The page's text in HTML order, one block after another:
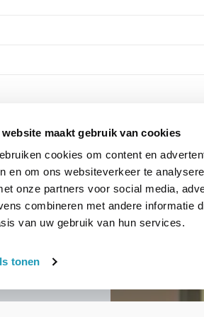
website maakt gebruik van cookies
cookies om content en
en om ons websiteverkeer te
onze partners voor social media,
combineren met andere informatie
van uw gebruik van hun services.
tonen